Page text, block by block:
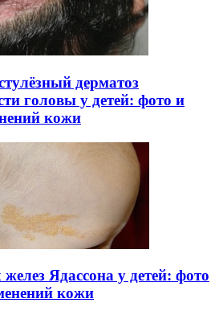
дерматоз
головы у детей: фото и
кожи
Ядассона у детей: фото
кожи